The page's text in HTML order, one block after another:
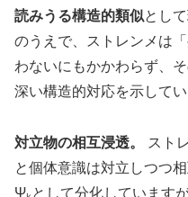
読みうる構造的類似とし
のうえで、ストレンメは
わないにもかかわらず、
深い構造的対応を示してい
対立物の相互浸透。
スト
と個体意識は対立しつつ
Ψₖとして分化しています